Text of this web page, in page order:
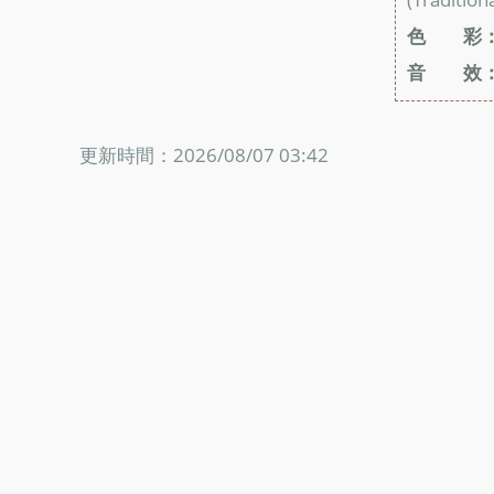
色 彩：
音 效：
更新時間：2026/08/07 03:42